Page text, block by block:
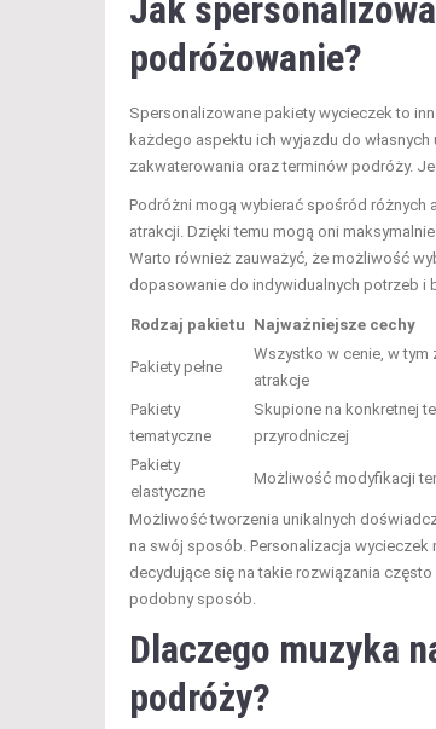
Jak
podróżowanie?
Spersonalizowane pakiety wycieczek to
każdego aspektu ich wyjazdu do
zakwaterowania oraz terminów podróży.
Podróżni mogą wybierać spośród różnych
atrakcji. Dzięki temu mogą oni
Warto również zauważyć, że możliwość
dopasowanie do indywidualnych potrzeb i
Rodzaj pakietu Najważniejsze cechy
Pakiety pełne
Wszystko w cenie, w tym
atrakcje
Pakiety
tematyczne
Skupione na konkretnej
przyrodniczej
Pakiety
elastyczne
Możliwość modyfikacji
Możliwość tworzenia unikalnych
na swój sposób. Personalizacja
decydujące się na takie rozwiązania
podobny sposób.
Dlaczego muzyka
podróży?